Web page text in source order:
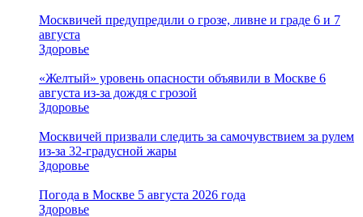
Москвичей предупредили о грозе, ливне и граде 6 и 7
августа
Здоровье
«Желтый» уровень опасности объявили в Москве 6
августа из-за дождя с грозой
Здоровье
Москвичей призвали следить за самочувствием за рулем
из-за 32-градусной жары
Здоровье
Погода в Москве 5 августа 2026 года
Здоровье